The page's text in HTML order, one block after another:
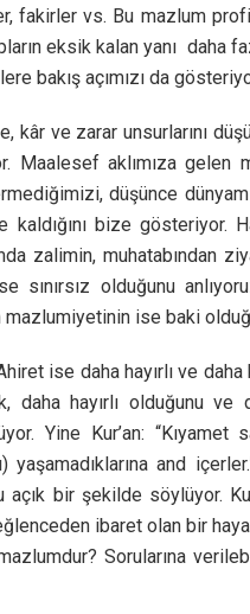
fakirler vs. Bu mazlum
eksik kalan yanı daha
bakış açımızı da
ve zarar unsurlarını
Maalesef aklımıza
düşünce
bize gösteriyor.
zalimin, muhatabından
sınırsız olduğunu
ise baki
ise daha hayırlı ve daha
daha hayırlı olduğunu ve
Yine Kur’an: “Kıyamet
yaşamadıklarına and
bir şekilde söylüyor.
ibaret olan bir
Sorularına